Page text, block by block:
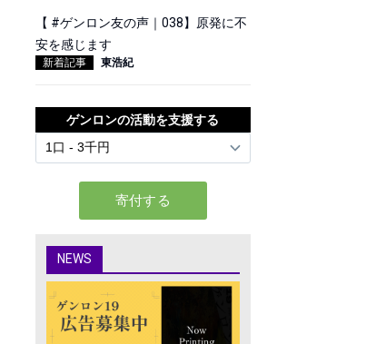
【 #ゲンロン友の声｜038】原発に不
安を感じます
新着記事 東浩紀
ゲンロンの活動を支援する
NEWS